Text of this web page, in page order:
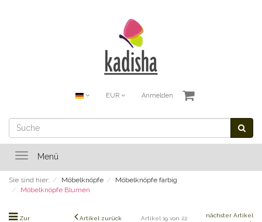
EUR Anmelden
ToggleMenü
Sie sind hier: Möbelknöpfe
Möbelknöpfe farbig
Möbelknöpfe Blumen
Zur
Artikel zurück Artikel 19 von 22 nächster Artikel